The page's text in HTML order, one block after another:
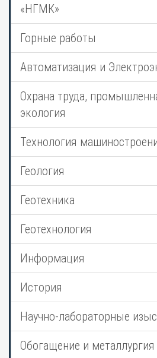
«НГМК»
Горные работы
Автоматизация и
Охрана труда,
экология
Технология
Геология
Геотехника
Геотехнология
Информация
История
Научно-лабораторные
Обогащение и металлургия